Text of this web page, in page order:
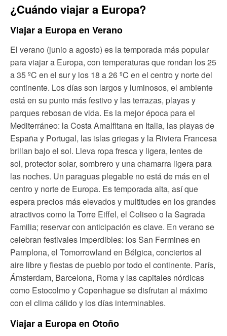
¿Cuándo viajar a Europa?
Viajar a Europa en Verano
El verano (junio a agosto) es la temporada más popular
para viajar a Europa, con temperaturas que rondan los 25
a 35 ºC en el sur y los 18 a 26 ºC en el centro y norte del
continente. Los días son largos y luminosos, el ambiente
está en su punto más festivo y las terrazas, playas y
parques rebosan de vida. Es la mejor época para el
Mediterráneo: la Costa Amalfitana en Italia, las playas de
España y Portugal, las islas griegas y la Riviera Francesa
brillan bajo el sol. Lleva ropa fresca y ligera, lentes de
sol, protector solar, sombrero y una chamarra ligera para
las noches. Un paraguas plegable no está de más en el
centro y norte de Europa. Es temporada alta, así que
espera precios más elevados y multitudes en los grandes
atractivos como la Torre Eiffel, el Coliseo o la Sagrada
Familia; reservar con anticipación es clave. En verano se
celebran festivales imperdibles: los San Fermines en
Pamplona, el Tomorrowland en Bélgica, conciertos al
aire libre y fiestas de pueblo por todo el continente. París,
Ámsterdam, Barcelona, Roma y las capitales nórdicas
como Estocolmo y Copenhague se disfrutan al máximo
con el clima cálido y los días interminables.
Viajar a Europa en Otoño